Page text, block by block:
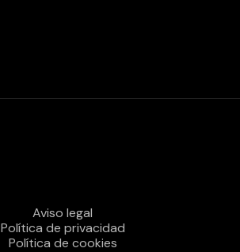
Aviso legal
Política de privacidad
Política de cookies